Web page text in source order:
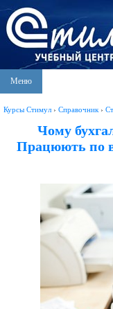
Меню
Курсы Стимул › Справочник ›
Чому
Працюють по